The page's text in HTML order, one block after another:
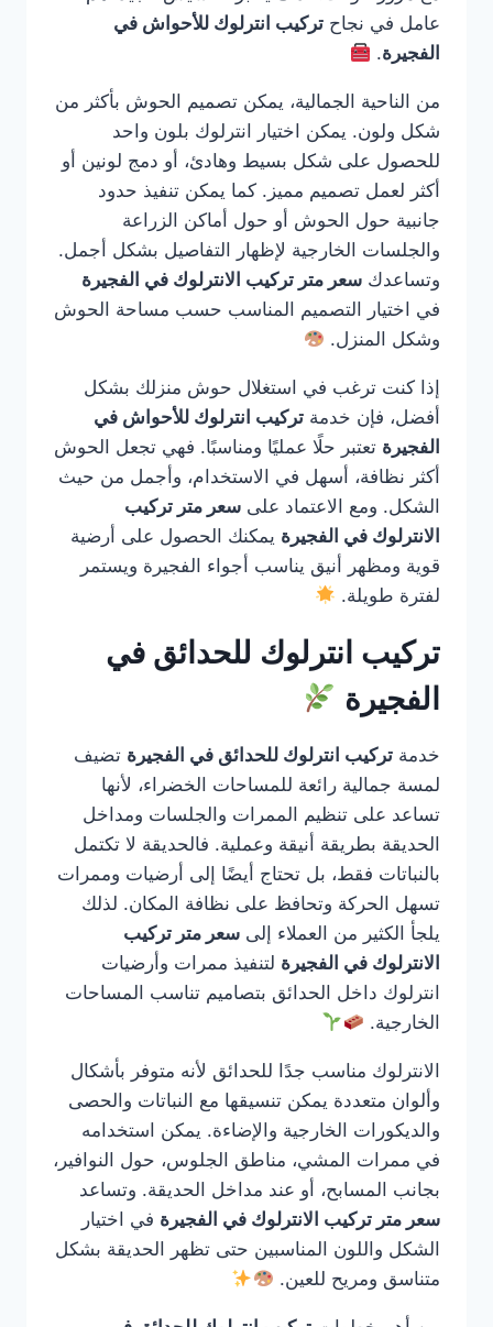
عامل في نجاح تركيب انترلوك للأحواش في
الفجيرة.
من الناحية الجمالية، يمكن تصميم الحوش بأكثر من
شكل ولون. يمكن اختيار انترلوك بلون واحد
للحصول على شكل بسيط وهادئ، أو دمج لونين أو
أكثر لعمل تصميم مميز. كما يمكن تنفيذ حدود
جانبية حول الحوش أو حول أماكن الزراعة
والجلسات الخارجية لإظهار التفاصيل بشكل أجمل.
وتساعدك سعر متر تركيب الانترلوك في الفجيرة
في اختيار التصميم المناسب حسب مساحة الحوش
وشكل المنزل.
إذا كنت ترغب في استغلال حوش منزلك بشكل
أفضل، فإن خدمة تركيب انترلوك للأحواش في
الفجيرة تعتبر حلًا عمليًا ومناسبًا. فهي تجعل الحوش
أكثر نظافة، أسهل في الاستخدام، وأجمل من حيث
الشكل. ومع الاعتماد على سعر متر تركيب
الانترلوك في الفجيرة يمكنك الحصول على أرضية
قوية ومظهر أنيق يناسب أجواء الفجيرة ويستمر
لفترة طويلة.
تركيب انترلوك للحدائق في
الفجيرة
خدمة تركيب انترلوك للحدائق في الفجيرة تضيف
لمسة جمالية رائعة للمساحات الخضراء، لأنها
تساعد على تنظيم الممرات والجلسات ومداخل
الحديقة بطريقة أنيقة وعملية. فالحديقة لا تكتمل
بالنباتات فقط، بل تحتاج أيضًا إلى أرضيات وممرات
تسهل الحركة وتحافظ على نظافة المكان. لذلك
يلجأ الكثير من العملاء إلى سعر متر تركيب
الانترلوك في الفجيرة لتنفيذ ممرات وأرضيات
انترلوك داخل الحدائق بتصاميم تناسب المساحات
الخارجية.
الانترلوك مناسب جدًا للحدائق لأنه متوفر بأشكال
وألوان متعددة يمكن تنسيقها مع النباتات والحصى
والديكورات الخارجية والإضاءة. يمكن استخدامه
في ممرات المشي، مناطق الجلوس، حول النوافير،
بجانب المسابح، أو عند مداخل الحديقة. وتساعد
سعر متر تركيب الانترلوك في الفجيرة في اختيار
الشكل واللون المناسبين حتى تظهر الحديقة بشكل
متناسق ومريح للعين.